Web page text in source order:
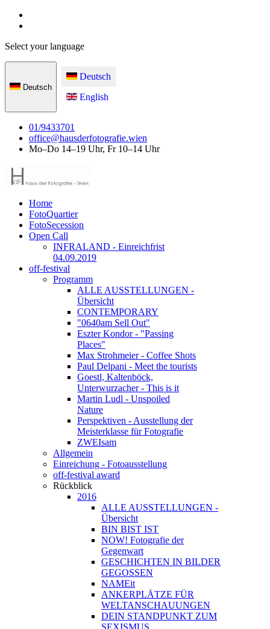
Select your language
Deutsch
Deutsch
English
01/9433701
office@hausderfotografie.wien
Mo–Do 14–19 Uhr, Fr 10–14 Uhr
Home
FotoQuartier
FotoSecession
Open Call
INFRALAND - Einreichfrist
04.09.2019
off-festival
Programm
ALLE AUSSTELLUNGEN -
Übersicht
CONTEMPORARY
"0640am Sell Out"
Eszter Kondor - "Passing
Places"
Max Strohmeier - Coffee Shots
Paul Delpani - Meet the tourists
Goestl, Kaltenböck,
Unterwurzacher - This is it
Martin Ludl - Unspoiled
Nature
Perspektiven - Ausstellung der
Meisterklasse für Fotografie
ZWEIsam
Allgemein
Einreichung - Fotoausstellung
off-festival award
Rückblick
2016
ALLE AUSSTELLUNGEN -
Übersicht
BIN BIST IST
NOW! Fotografie der
Gegenwart
GESCHICHTEN IN BILDER
GEGOSSEN
NAMEit
ANKERPLÄTZE FÜR
WELTANSCHAUUNGEN
DEIN STANDPUNKT ZUM
SEXISMUS